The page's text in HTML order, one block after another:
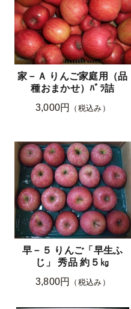
家－Ａ りんご家庭用（品
種おまかせ）ﾊﾞﾗ詰
3,000円
（税込み）
早－５ りんご「早生ふ
じ」 秀品 約５㎏
3,800円
（税込み）